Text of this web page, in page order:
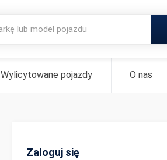
Wylicytowane pojazdy O nas
Zaloguj się